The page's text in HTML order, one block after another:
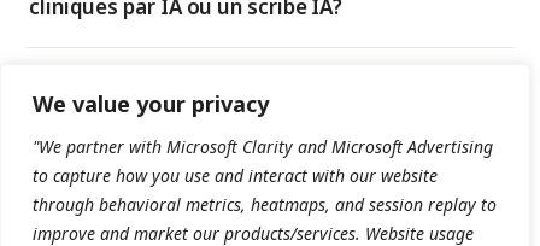
We value your privacy
"We partner with Microsoft Clarity and Microsoft Advertising
to capture how you use and interact with our website
through behavioral metrics, heatmaps, and session replay to
improve and market our products/services. Website usage
cliniques par IA ou un scribe IA?
Combien coûte Clinicmaster?
Clinicmaster est-il canadien, et où mes
données sont-elles hébergées?